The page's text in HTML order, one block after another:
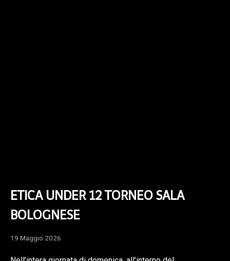
ETICA UNDER 12 TORNEO SALA
BOLOGNESE
19 Maggio 2026